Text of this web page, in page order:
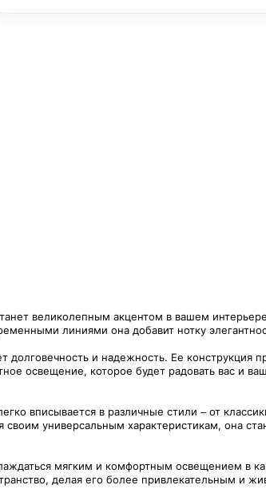
великолепным акцентом в вашем
линиями она добавит нотку
долговечность и надежность. Ее конструкция
освещение, которое будет радовать вас и
вписывается в различные стили – от
своим универсальным характеристикам, она
мягким и комфортным освещением в
делая его более привлекательным и